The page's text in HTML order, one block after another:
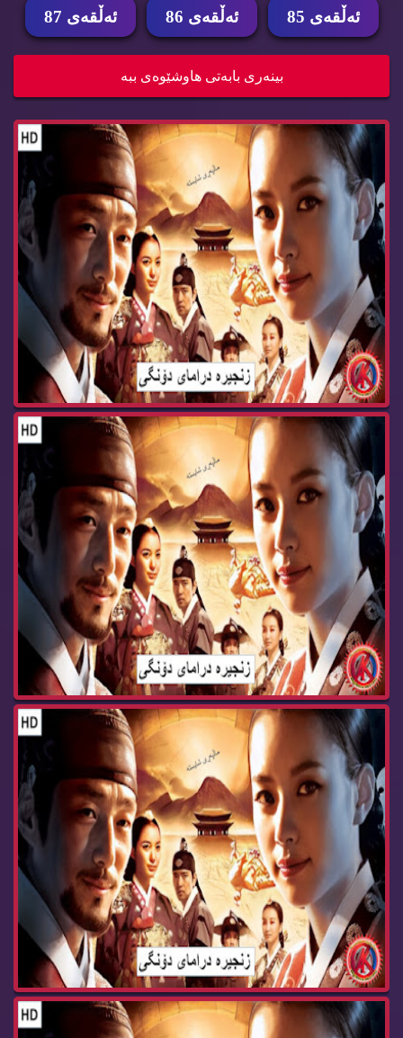
ئه‌ڵقه‌ی 85 ئه‌ڵقه‌ی 86 ئه‌ڵقه‌ی 87
بینه‌ری بابه‌تی هاوشێوه‌ی ببه‌
زنجیره‌ درامای دۆنگی ئه‌ڵقه‌ی 79 dramay dongy
زنجیره‌ درامای دۆنگی ئه‌ڵقه‌ی 78 dramay dongy
زنجیره‌ درامای دۆنگی ئه‌ڵقه‌ی 77 dramay dongy
زنجیره‌ درامای دۆنگی ئه‌ڵقه‌ی 76 dramay dongy